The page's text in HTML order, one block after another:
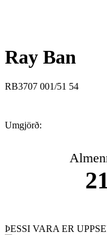
Ray Ban
RB3707 001/51 54
Umgjörð:
ÞESSI VARA ER